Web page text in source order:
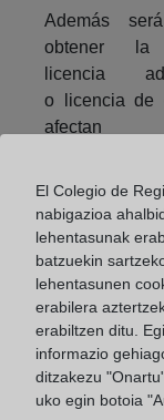
Además
obtener la
licencia
o licencia de
afectan
de la
competente,
la local, si
elementos
que
edificio. Es
municipales.
El Colegio de
nabigazioa
lehentasunak
batzuekin
lehentasunen
erabilera
erabiltzen ditu.
informazio
ditzakezu
uko egin botoia